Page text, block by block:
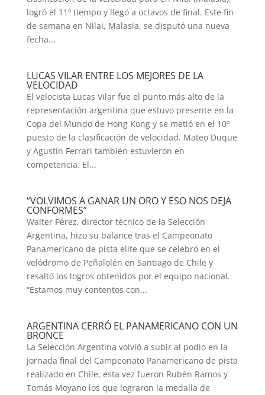
logró el 11º tiempo y llegó a octavos de final. Este fin
de semana en Nilai, Malasia, se disputó una nueva
fecha...
LUCAS VILAR ENTRE LOS MEJORES DE LA
VELOCIDAD
El velocista Lucas Vilar fue el punto más alto de la
representación argentina que estuvo presente en la
Copa del Mundo de Hong Kong y se metió en el 10º
puesto de la clasificación de velocidad. Mateo Duque
y Agustín Ferrari también estuvieron en
competencia. El...
“VOLVIMOS A GANAR UN ORO Y ESO NOS DEJA
CONFORMES”
Walter Pérez, director técnico de la Selección
Argentina, hizo su balance tras el Campeonato
Panamericano de pista elite que se celebró en el
velódromo de Peñalolén en Santiago de Chile y
resaltó los logros obtenidos por el equipo nacional.
“Estamos muy contentos con...
ARGENTINA CERRÓ EL PANAMERICANO CON UN
BRONCE
La Selección Argentina volvió a subir al podio en la
jornada final del Campeonato Panamericano de pista
realizado en Chile, esta vez fueron Rubén Ramos y
Tomás Moyano los que lograron la medalla de